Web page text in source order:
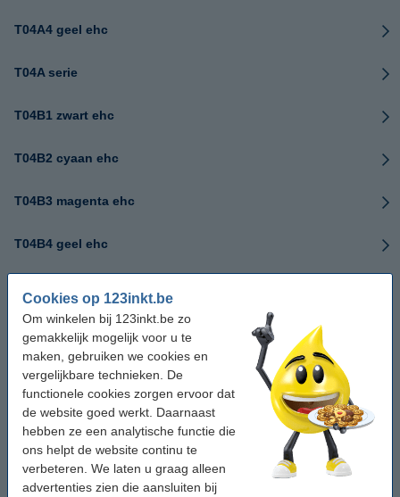
Cookies op 123inkt.be
Om winkelen bij 123inkt.be zo
gemakkelijk mogelijk voor u te
maken, gebruiken we cookies en
vergelijkbare technieken. De
functionele cookies zorgen ervoor dat
de website goed werkt. Daarnaast
hebben ze een analytische functie die
ons helpt de website continu te
verbeteren. We laten u graag alleen
advertenties zien die aansluiten bij
T04A4 geel ehc
T04A serie
T04B1 zwart ehc
T04B2 cyaan ehc
T04B3 magenta ehc
T04B4 geel ehc
T04C2 cyaan hc
T04C3 magenta hc
T04C4 geel hc